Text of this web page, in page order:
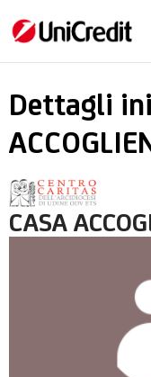
CASA
Dettagli
CASA